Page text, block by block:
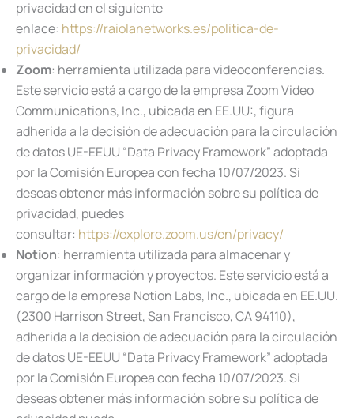
privacidad en el siguiente
enlace: https://raiolanetworks.es/politica-de-
privacidad/
Zoom: herramienta utilizada para videoconferencias.
Este servicio está a cargo de la empresa Zoom Video
Communications, Inc., ubicada en EE.UU:, figura
adherida a la decisión de adecuación para la circulación
de datos UE-EEUU “Data Privacy Framework” adoptada
por la Comisión Europea con fecha 10/07/2023. Si
deseas obtener más información sobre su política de
privacidad, puedes
consultar: https://explore.zoom.us/en/privacy/
Notion: herramienta utilizada para almacenar y
organizar información y proyectos. Este servicio está a
cargo de la empresa Notion Labs, Inc., ubicada en EE.UU.
(2300 Harrison Street, San Francisco, CA 94110),
adherida a la decisión de adecuación para la circulación
de datos UE-EEUU “Data Privacy Framework” adoptada
por la Comisión Europea con fecha 10/07/2023. Si
deseas obtener más información sobre su política de